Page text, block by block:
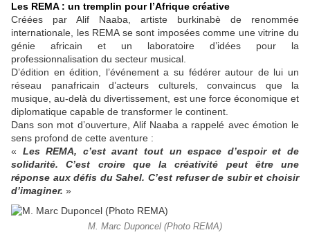
Les REMA : un tremplin pour l’Afrique créative
Créées par Alif Naaba, artiste burkinabè de renommée
internationale, les REMA se sont imposées comme une vitrine du
génie africain et un laboratoire d’idées pour la
professionnalisation du secteur musical.
D’édition en édition, l’événement a su fédérer autour de lui un
réseau panafricain d’acteurs culturels, convaincus que la
musique, au-delà du divertissement, est une force économique et
diplomatique capable de transformer le continent.
Dans son mot d’ouverture, Alif Naaba a rappelé avec émotion le
sens profond de cette aventure :
« Les REMA, c’est avant tout un espace d’espoir et de
solidarité. C’est croire que la créativité peut être une
réponse aux défis du Sahel. C’est refuser de subir et choisir
d’imaginer. »
M. Marc Duponcel (Photo REMA)